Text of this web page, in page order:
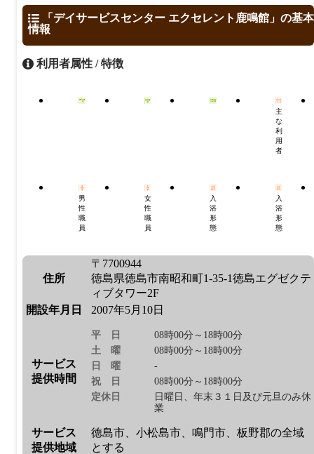
「デイサービスセンター エクセレント鹿鳴館」の基本
情報
利用者属性 / 特徴
主
な
利
用
者
男
性
職
員
女
性
職
員
入
浴
形
態
入
浴
形
態
住所
〒7700944
徳島県徳島市南昭和町1-35-1徳島エグゼクテ
ィブタワー2F
開設年月日
2007年5月10日
サービス
提供時間
平日
08時00分～18時00分
土曜
08時00分～18時00分
日曜
-
祝日
08時00分～18時00分
定休日
日曜日、年末３１日及び元旦のみ休
業
サービス
提供地域
徳島市、小松島市、鳴門市、板野郡の全域
とする